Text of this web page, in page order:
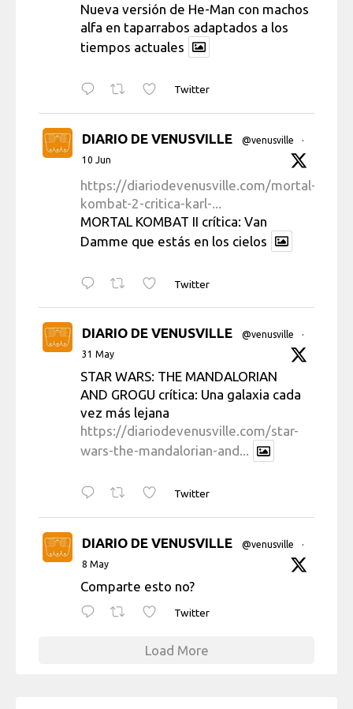
Nueva versión de He-Man con machos
alfa en taparrabos adaptados a los
tiempos actuales
Twitter
DIARIO DE VENUSVILLE @venusville
·
10 Jun
https://diariodevenusville.com/mortal-
kombat-2-critica-karl-...
MORTAL KOMBAT II crítica: Van
Damme que estás en los cielos
Twitter
DIARIO DE VENUSVILLE @venusville
·
31 May
STAR WARS: THE MANDALORIAN
AND GROGU crítica: Una galaxia cada
vez más lejana
https://diariodevenusville.com/star-
wars-the-mandalorian-and...
Twitter
DIARIO DE VENUSVILLE @venusville
·
8 May
Comparte esto no?
Twitter
Load More